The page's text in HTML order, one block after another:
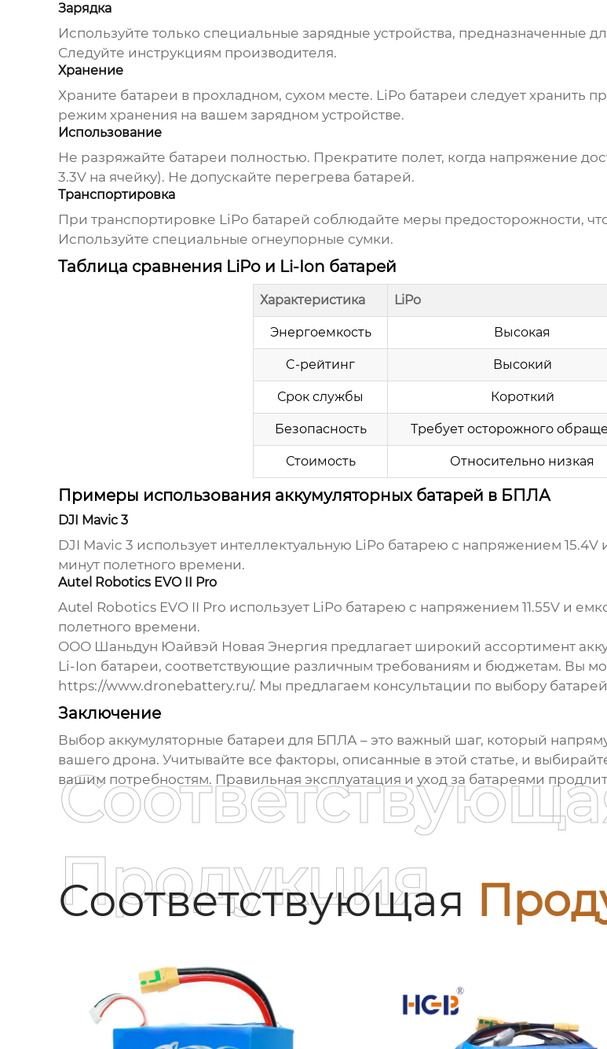
Зарядка
Используйте только специальные зарядные устройства, предназначенные
Следуйте инструкциям производителя.
Хранение
Храните батареи в прохладном, сухом месте. LiPo батареи следует хранить
режим хранения на вашем зарядном устройстве.
Использование
Не разряжайте батареи полностью. Прекратите полет, когда напряжение
3.3V на ячейку). Не допускайте перегрева батарей.
Транспортировка
При транспортировке LiPo батарей соблюдайте меры предосторожности,
Используйте специальные огнеупорные сумки.
Таблица сравнения LiPo и Li-Ion батарей
Характеристика LiPo
Энергоемкость Высокая
C-рейтинг Высокий
Срок службы Короткий
Безопасность Требует осторожного
Стоимость Относительно низкая
Примеры использования аккумуляторных батарей в БПЛА
DJI Mavic 3
DJI Mavic 3 использует интеллектуальную LiPo батарею с напряжением
минут полетного времени.
Autel Robotics EVO II Pro
Autel Robotics EVO II Pro использует LiPo батарею с напряжением 11.55V и
полетного времени.
ООО Шаньдун Юайвэй Новая Энергия предлагает широкий ассортимент
Li-Ion батареи, соответствующие различным требованиям и бюджетам. Вы
https://www.dronebattery.ru/. Мы предлагаем консультации по выбору
Заключение
Выбор аккумуляторные батареи для БПЛА– это важный шаг, который
вашего дрона. Учитывайте все факторы, описанные в этой статье, и
вашим потребностям. Правильная эксплуатация и уход за батареями
Соответствующая
Продукция